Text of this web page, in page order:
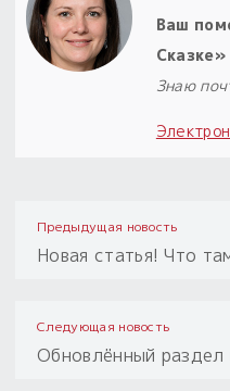
Ваш
Сказке»
Знаю
Предыдущая новость
Новая статья! Что
Следующая новость
Обновлённый раздел